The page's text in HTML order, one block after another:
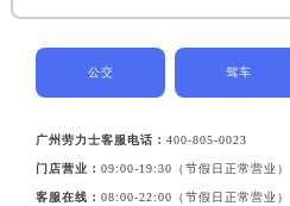
公交 驾车
广州劳力士客服电话：400-805-0023
门店营业：09:00-19:30（节假日正常营业）
客服在线：08:00-22:00（节假日正常营业）